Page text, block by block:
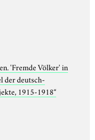
'Fremde Völker' in
der deutsch-
1915-1918“